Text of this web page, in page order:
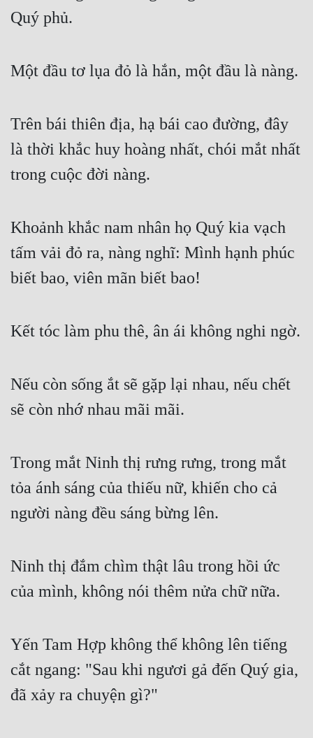
Quý phủ.
Một đầu tơ lụa đỏ là hắn, một đầu là nàng.
Trên bái thiên địa, hạ bái cao đường, đây
là thời khắc huy hoàng nhất, chói mắt nhất
trong cuộc đời nàng.
Khoảnh khắc nam nhân họ Quý kia vạch
tấm vải đỏ ra, nàng nghĩ: Mình hạnh phúc
biết bao, viên mãn biết bao!
Kết tóc làm phu thê, ân ái không nghi ngờ.
Nếu còn sống ắt sẽ gặp lại nhau, nếu chết
sẽ còn nhớ nhau mãi mãi.
Trong mắt Ninh thị rưng rưng, trong mắt
tỏa ánh sáng của thiếu nữ, khiến cho cả
người nàng đều sáng bừng lên.
Ninh thị đắm chìm thật lâu trong hồi ức
của mình, không nói thêm nửa chữ nữa.
Yến Tam Hợp không thể không lên tiếng
cắt ngang: "Sau khi ngươi gả đến Quý gia,
đã xảy ra chuyện gì?"